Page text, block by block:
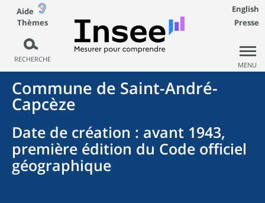
Aide
Thèmes
RECHERCHE
English
Presse
MENU
Commune de Saint-André-
Capcèze
Date de création : avant 1943,
première édition du Code officiel
géographique